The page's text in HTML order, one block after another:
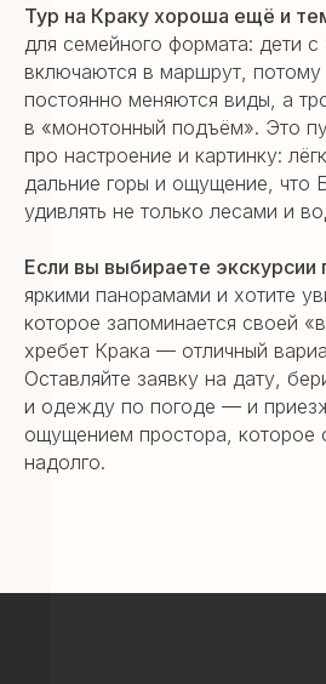
Тур на Краку хороша ещё и
для семейного формата: дети с
включаются в маршрут, потому
постоянно меняются виды, а
в «монотонный подъём». Это
про настроение и картинку:
дальние горы и ощущение, что
удивлять не только лесами и
Если вы выбираете экскурсии
яркими панорамами и хотите
которое запоминается своей
хребет Крака — отличный
Оставляйте заявку на дату,
и одежду по погоде — и
ощущением простора, которое
надолго.